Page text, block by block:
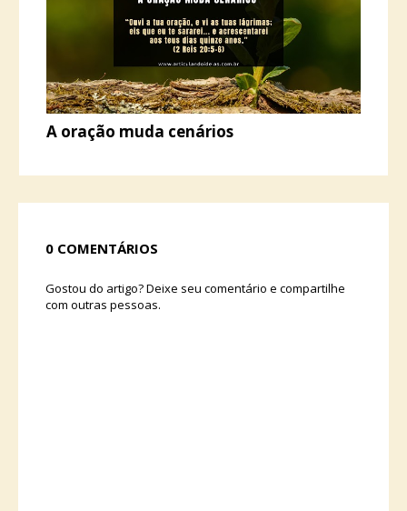
A oração muda cenários
0 COMENTÁRIOS
Gostou do artigo? Deixe seu comentário e compartilhe
com outras pessoas.